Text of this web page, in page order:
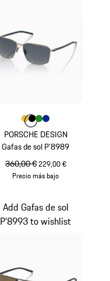
PORSCHE DESIGN
Gafas de sol P'8989
precio original
360,00 €precio de venta
229,00 €
Precio más bajo
Color
ColorOro
Color
ColorColor
Add Gafas de sol
P'8993 to wishlist